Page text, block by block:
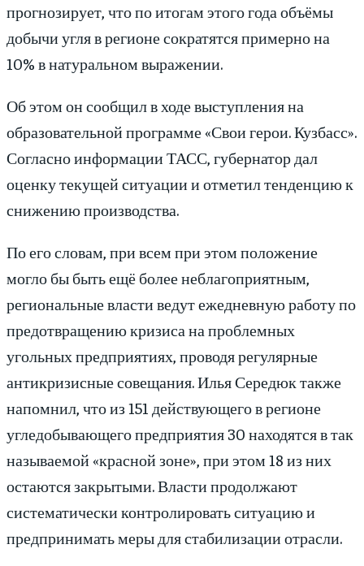
прогнозирует, что по итогам этого года объёмы
добычи угля в регионе сократятся примерно на
10% в натуральном выражении.
Об этом он сообщил в ходе выступления на
образовательной программе «Свои герои. Кузбасс».
Согласно информации ТАСС, губернатор дал
оценку текущей ситуации и отметил тенденцию к
снижению производства.
По его словам, при всем при этом положение
могло бы быть ещё более неблагоприятным,
региональные власти ведут ежедневную работу по
предотвращению кризиса на проблемных
угольных предприятиях, проводя регулярные
антикризисные совещания. Илья Середюк также
напомнил, что из 151 действующего в регионе
угледобывающего предприятия 30 находятся в так
называемой «красной зоне», при этом 18 из них
остаются закрытыми. Власти продолжают
систематически контролировать ситуацию и
предпринимать меры для стабилизации отрасли.